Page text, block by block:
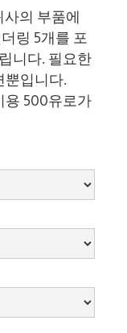
의 부품에
링 5개를 포
니다. 필요한
뿐입니다.
용 500유로가